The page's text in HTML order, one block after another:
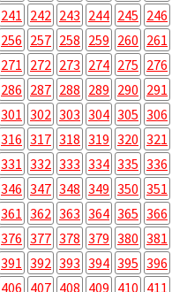
241 242 243 244 245 246
256 257 258 259 260 261
271 272 273 274 275 276
286 287 288 289 290 291
301 302 303 304 305 306
316 317 318 319 320 321
331 332 333 334 335 336
346 347 348 349 350 351
361 362 363 364 365 366
376 377 378 379 380 381
391 392 393 394 395 396
406 407 408 409 410 411